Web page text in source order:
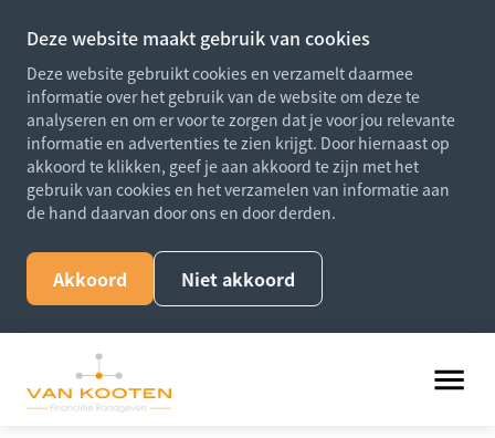
Deze website maakt gebruik van cookies
Deze website gebruikt cookies en verzamelt daarmee
informatie over het gebruik van de website om deze te
analyseren en om er voor te zorgen dat je voor jou relevante
informatie en advertenties te zien krijgt. Door hiernaast op
akkoord te klikken, geef je aan akkoord te zijn met het
gebruik van cookies en het verzamelen van informatie aan
de hand daarvan door ons en door derden.
Akkoord Niet akkoord